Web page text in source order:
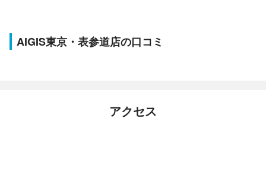
AIGIS東京・表参道店の口コミ
アクセス